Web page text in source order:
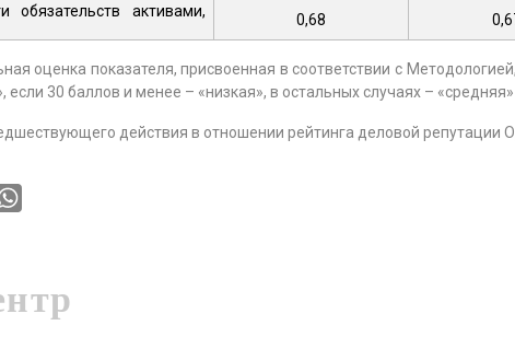
обязательств активами,
0,68
оценка показателя, присвоенная в соответствии с
если 30 баллов и менее – «низкая», в остальных случаях – «средняя»
действия в отношении рейтинга деловой